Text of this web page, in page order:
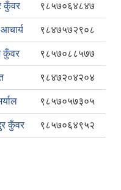
कुँवर ९८५७०६४८४७
९८४७५७२९०८
कुँवर ९८५७०८८५७७
९८४७२०४२०४
९८५७०५७३०५
कुँवर ९८५७०६४९५२